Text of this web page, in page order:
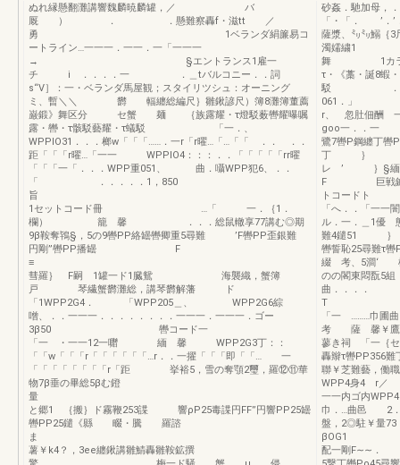
ぬれ縁懸翻灘講響魏麟暁麟罐，／ バ
厩 ） ． ．懸難察轟f・滋tt ／
勇 1ベランダ絹簾易コ
ートライン…一一一．一一．一「一一一
→ §エントランス1雇一
チ i ．．．．一 ．＿tバルコニー．．詞
s“V］：一・ベランダ馬屋観；スタイリツシュ：オーニング
ミ、暫＼＼ 欝 輻纏総編尺｝雛鍬諺尺）簿8灘簿董薦
巌鍛》舞区分 セ蟹 麺 ｛族露耀・τ燈駁薮轡耀曝嘱
露・轡・τ骸駁藝耀・τ蟻駁 「一．、
WPPlO31．．．榔w「「「……．一r「r曜…「…「「 ．． ．．
距「「「r曜…「一一 WPPlO4：：：．．「「「「「rr曜
「「「一「．．．WPP重051、 曲．囁WPP犯6、．．
「 ．．．．．1，850
1セットコード冊 …「 一．｛1．
欄） 籠 馨 ．．．総鼠轍享77講む◎期
9β鞍奪鴇§，5の9轡PP絡罎轡卿重5尋難 ’F轡PP歪銀難
円剛”轡PP播罎 F
≡
彗羅｝ F嗣 1罐一ド1臓鴛 海襲織，蟹簿
戸 琴繊蟹欝灘総，講琴欝解藩 ド
「1WPP2G4． 「WPP205＿、 WPP2G6綜
噌、．．一一一．．．．．．．．一一一．一一一．ゴー
3β50 轡コード一
「一 ・一一12一囎 緬 馨 WPP2G3丁：：
「「w「「「r「「「「「「…r．．一擢「「「即「「… 一
「「「「「「「「r「距 挙裕5，雪の奪顎2璽，羅⑫⑪華
物7β垂の畢総5βむ鐙
量
と郷1 ｛搬｝ド霧鞭253諜 響ρP25毒諜円FF”円響PP25罎
轡PP25鑓《縣 畷・騰 羅諮
ま
薯￥k4？，3ee纏鍬講雛鯖轟雛鞍鉱撰
砂姦．馳加母，
「・「． ’．’
薩漿、㍉㍉鰯｛
濁
舞 1
τ・《藁・誕8蝦
駁 ．．
061
r、 忽肚佃酬
goo一．．
鷺7轡P鋼纏丁轡
丁 ｝
レ ’ ｝§緬
F 巨戦鍼7懸
トコードト 内
「へ．．「
ル．一．＿1優
難4鑓51 ｝〈2
轡誓恥25尋難
綴 考、5澗‘ 極
のの閣東
曲．．．．
T ．ゴ
「一 ………巾圃
考 薩 馨￥鷹53
蓼き祠 「一｛
轟辮τ轡PP356
聯￥芝難藝，働
WPP4身4 r
一一内ゴ内
巾．…曲邑 2
盤，2◎駐￥量73
配一剛F∼∼． 「